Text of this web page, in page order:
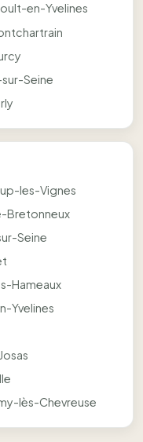
en-Yvelines
Seine
les-Vignes
Bretonneux
Seine
Hameaux
Yvelines
lès-Chevreuse